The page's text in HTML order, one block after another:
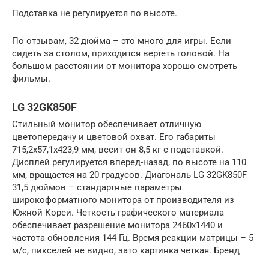
Подставка не регулируется по высоте.
По отзывам, 32 дюйма – это много для игры. Если
сидеть за столом, приходится вертеть головой. На
большом расстоянии от монитора хорошо смотреть
фильмы.
LG 32GK850F
Стильный монитор обеспечивает отличную
цветопередачу и цветовой охват. Его габариты
715,2х57,1х423,9 мм, весит он 8,5 кг с подставкой.
Дисплей регулируется вперед-назад, по высоте на 110
мм, вращается на 20 градусов. Диагональ LG 32GK850F
31,5 дюймов – стандартные параметры
широкоформатного монитора от производителя из
Южной Кореи. Четкость графического материала
обеспечивает разрешение монитора 2460х1440 и
частота обновления 144 Гц. Время реакции матрицы – 5
м/с, пикселей не видно, зато картинка четкая. Бренд